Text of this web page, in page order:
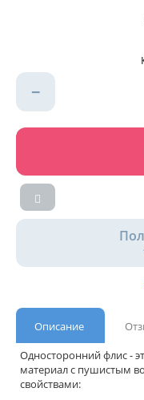
−
Описание
Односторонний флис -
материал с пушистым
свойствами: